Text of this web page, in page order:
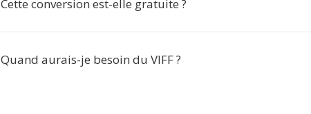
Cette conversion est-elle gratuite ?
Quand aurais-je besoin du VIFF ?